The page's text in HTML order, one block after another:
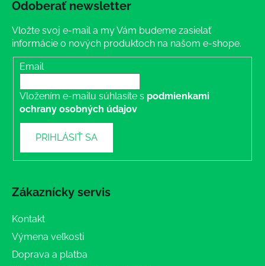
Odoberať newsletter
Vložte svoj e-mail a my Vám budeme zasielať
informácie o nových produktoch na našom e-shope.
Email
Vložením e-mailu súhlasíte s podmienkami
ochrany osobných údajov
PRIHLÁSIŤ SA
Zákaznícky servis
Kontakt
Výmena veľkosti
Doprava a platba